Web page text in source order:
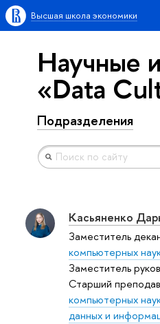
Высшая школа экономики
Научные
«Data
Подразделения
Касьяненко
Заместитель
компьютерных
Заместитель
Старший
компьютерных
данных и